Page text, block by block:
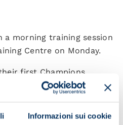
Informazioni sui cookie
morning training session
Centre on Monday.
first Champions
against Braga in